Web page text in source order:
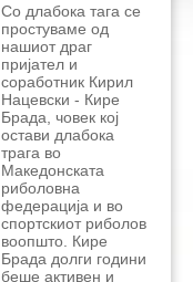
Со длабока тага се
простуваме од
нашиот драг
пријател и
соработник Кирил
Нацевски - Кире
Брада, човек кој
остави длабока
трага во
Македонската
риболовна
федерација и во
спортскиот риболов
воопшто. Кире
Брада долги години
беше активен и